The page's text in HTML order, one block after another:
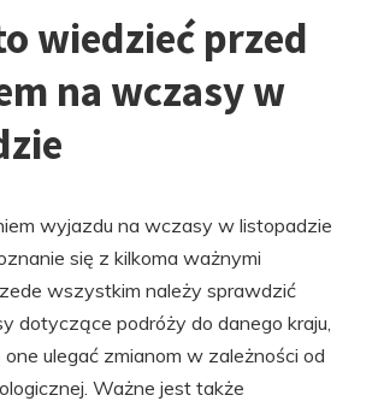
wiedzieć przed
na wczasy w
wyjazdu na wczasy w listopadzie
się z kilkoma ważnymi
wszystkim należy sprawdzić
dotyczące podróży do danego kraju,
ulegać zmianom w zależności od
Ważne jest także